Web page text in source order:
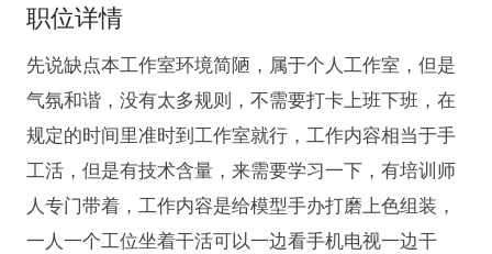
职位详情
先说缺点本工作室环境简陋，属于个人工作室，但是
气氛和谐，没有太多规则，不需要打卡上班下班，在
规定的时间里准时到工作室就行，工作内容相当于手
工活，但是有技术含量，来需要学习一下，有培训师
人专门带着，工作内容是给模型手办打磨上色组装，
一人一个工位坐着干活可以一边看手机电视一边干